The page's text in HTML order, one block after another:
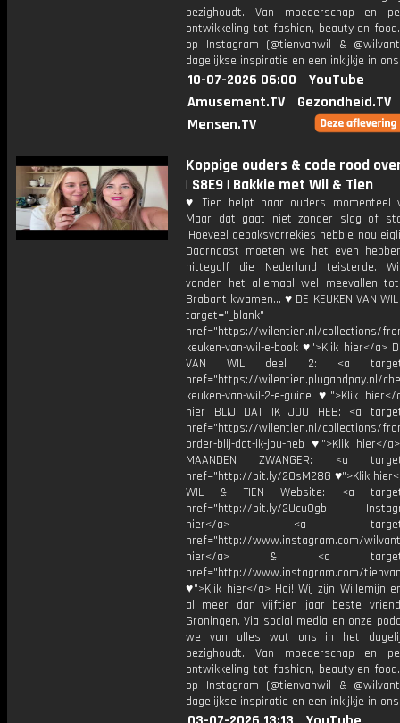
bezighoudt. Van moederschap en
ontwikkeling tot fashion, beauty en
op Instagram (@tienvanwil &
dagelijkse inspiratie en een inkijkje in
10-07-2026 06:00
YouTube
Amusement.TV
Gezondheid.TV
Mensen.TV
Koppige ouders & code rood
| S8E9 | Bakkie met Wil & Tien
♥ Tien helpt haar ouders momenteel
Maar dat gaat niet zonder slag of
‘Hoeveel gebaksvorrekies hebbie nou
Daarnaast moeten we het even
hittegolf die Nederland teisterde.
vonden het allemaal wel meevallen
Brabant kwamen... ♥ DE KEUKEN VAN
target="_blank"
href="https://wilentien.nl/collections/
keuken-van-wil-e-book ♥">Klik hier</a>
VAN WIL deel 2: <a
href="https://wilentien.plugandpay.nl/
keuken-van-wil-2-e-guide ♥">Klik
hier BLIJ DAT IK JOU HEB: <a
href="https://wilentien.nl/collections/
order-blij-dat-ik-jou-heb ♥">Klik hier</
MAANDEN ZWANGER: <a
href="http://bit.ly/2OsM28G ♥">Klik
WIL & TIEN Website: <a
href="http://bit.ly/2Ucu0gb
hier</a> <a
href="http://www.instagram.com/
hier</a> & <a
href="http://www.instagram.com/
♥">Klik hier</a> Hoi! Wij zijn Willemijn
al meer dan vijftien jaar beste
Groningen. Via social media en onze
we van alles wat ons in het
bezighoudt. Van moederschap en
ontwikkeling tot fashion, beauty en
op Instagram (@tienvanwil &
dagelijkse inspiratie en een inkijkje in